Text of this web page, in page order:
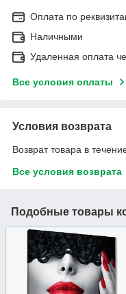
Оплата по
Наличными
Удаленная оплата
Все условия оплаты
Условия возврата
Возврат товара в
Все условия возврата
Подобные товары